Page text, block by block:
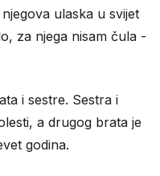
ulaska u svijet
za njega nisam čula -
i sestre. Sestra i
a drugog brata je
godina.